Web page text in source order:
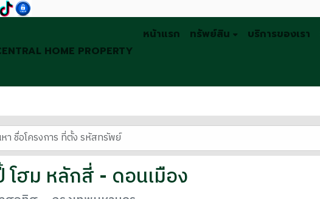
HOME PROPERTY
หน้าแรก ทรัพย์สิน บริการของเรา
โฮม หลักสี่ - ดอนเมือง